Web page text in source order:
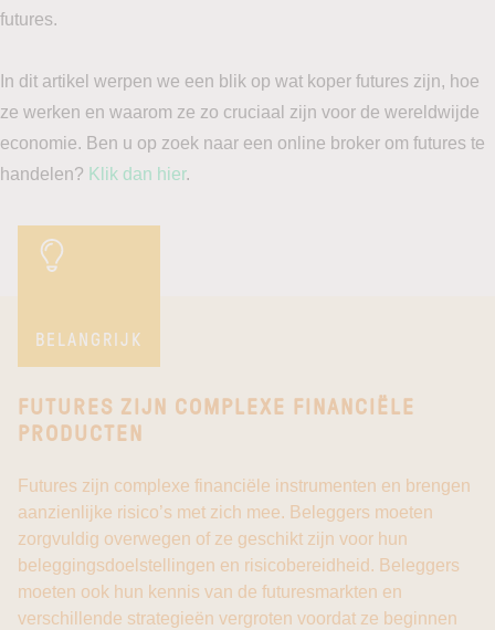
futures.
In dit artikel werpen we een blik op wat koper futures zijn, hoe
ze werken en waarom ze zo cruciaal zijn voor de wereldwijde
economie. Ben u op zoek naar een online broker om futures te
handelen? Klik dan hier.
BELANGRIJK
FUTURES ZIJN COMPLEXE FINANCIËLE
PRODUCTEN
Futures zijn complexe financiële instrumenten en brengen
aanzienlijke risico’s met zich mee. Beleggers moeten
zorgvuldig overwegen of ze geschikt zijn voor hun
beleggingsdoelstellingen en risicobereidheid. Beleggers
moeten ook hun kennis van de futuresmarkten en
verschillende strategieën vergroten voordat ze beginnen